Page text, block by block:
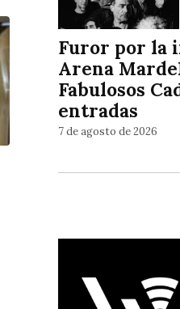
Furor por la
Arena
Fabulosos
entradas
7 de agosto de 2026